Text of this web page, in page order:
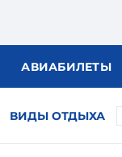
АВИАБИЛЕТЫ
ВИДЫ ОТДЫХА